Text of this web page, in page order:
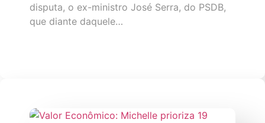
disputa, o ex-ministro José Serra, do PSDB,
que diante daquele…